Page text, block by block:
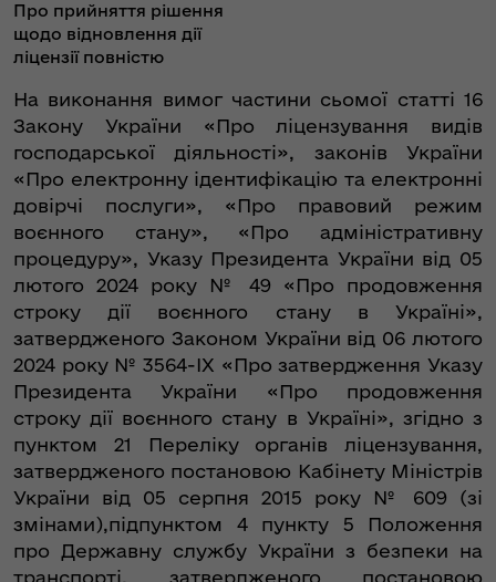
Про прийняття рішення
щодо відновлення дії
ліцензії повністю
На виконання вимог частини сьомої статті 16
Закону України «Про ліцензування видів
господарської діяльності», законів України
«Про електронну ідентифікацію та електронні
довірчі послуги», «Про правовий режим
воєнного стану», «Про адміністративну
процедуру», Указу Президента України від 05
лютого 2024 року № 49 «Про продовження
строку дії воєнного стану в Україні»,
затвердженого Законом України від 06 лютого
2024 року № 3564-IX «Про затвердження Указу
Президента України «Про продовження
строку дії воєнного стану в Україні», згідно з
пунктом 21 Переліку органів ліцензування,
затвердженого постановою Кабінету Міністрів
України від 05 серпня 2015 року № 609 (зі
змінами),підпунктом 4 пункту 5 Положення
про Державну службу України з безпеки на
транспорті, затвердженого постановою